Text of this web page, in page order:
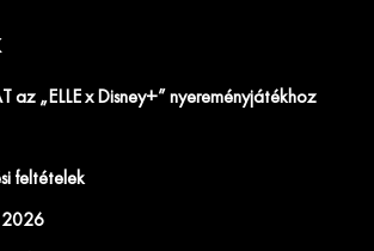
az „ELLE x Disney+” nyereményjátékhoz
feltételek
2026